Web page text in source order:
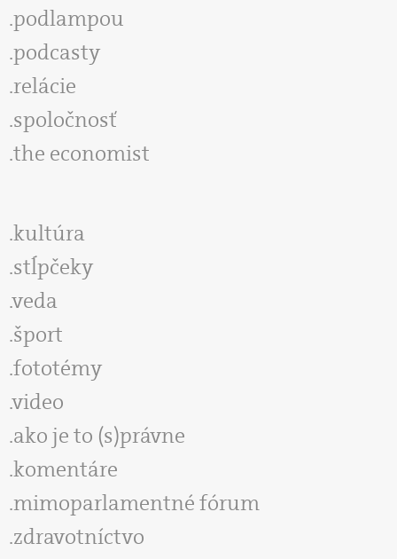
podlampou
podcasty
relácie
spoločnosť
the economist
kultúra
stĺpčeky
veda
šport
fototémy
video
ako je to (s)právne
komentáre
mimoparlamentné fórum
zdravotníctvo